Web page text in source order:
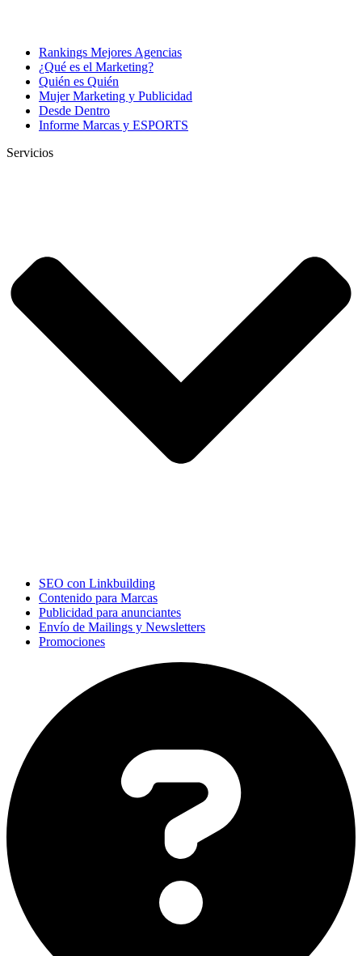
Rankings Mejores Agencias
¿Qué es el Marketing?
Quién es Quién
Mujer Marketing y Publicidad
Desde Dentro
Informe Marcas y ESPORTS
Servicios
SEO con Linkbuilding
Contenido para Marcas
Publicidad para anunciantes
Envío de Mailings y Newsletters
Promociones